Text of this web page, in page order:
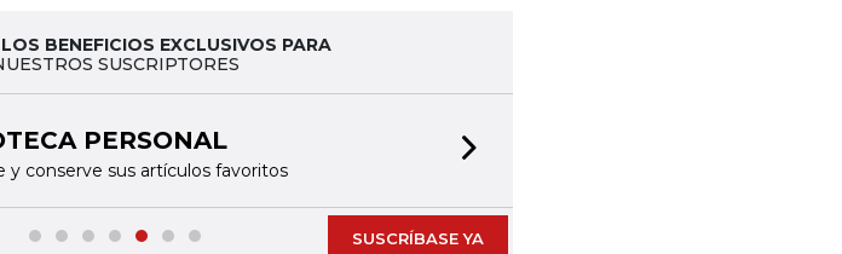
BENEFICIOS EXCLUSIVOS PARA
SUSCRIPTORES
PERSONAL
y conserve sus artículos favoritos
SUSCRÍBASE YA